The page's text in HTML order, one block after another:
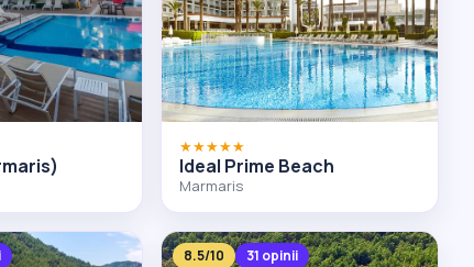
★★★★★
Ideal Prime Beach
Marmaris
8.5/10 31 opinii